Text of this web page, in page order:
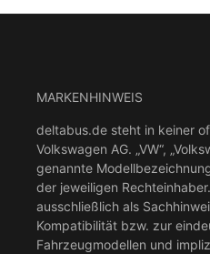
MARKENHINWEIS
deltabus.de steht in keiner
Volkswagen AG. „VW“,
genannte
der jeweiligen
ausschließlich als
Kompatibilität bzw. zur
Fahrzeugmodellen und